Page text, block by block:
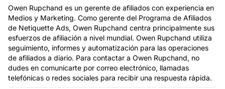
Owen Rupchand es un gerente de afiliados con experiencia en
Medios y Marketing. Como gerente del Programa de Afiliados
de Netiquette Ads, Owen Rupchand centra principalmente sus
esfuerzos de afiliación a nivel mundial. Owen Rupchand utiliza
seguimiento, informes y automatización para las operaciones
de afiliados a diario. Para contactar a Owen Rupchand, no
dudes en comunicarte por correo electrónico, llamadas
telefónicas o redes sociales para recibir una respuesta rápida.